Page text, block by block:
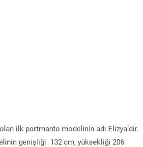
ilk portmanto modelinin adı Elizya’dır.
genişliği 132 cm, yüksekliği 206